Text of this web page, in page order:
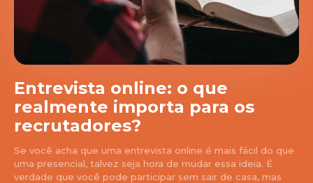
Entrevista online: o que
realmente importa para os
recrutadores?
Se você acha que uma entrevista online é mais fácil do que
uma presencial, talvez seja hora de mudar essa ideia. É
verdade que você pode participar sem sair de casa, mas